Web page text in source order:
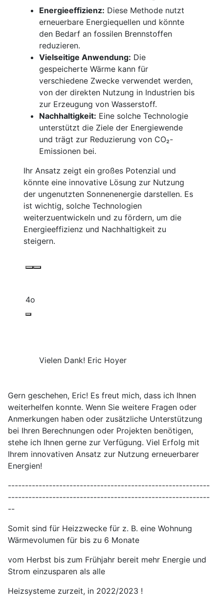
Energieeffizienz: Diese Methode nutzt
erneuerbare Energiequellen und könnte
den Bedarf an fossilen Brennstoffen
reduzieren.
Vielseitige Anwendung: Die
gespeicherte Wärme kann für
verschiedene Zwecke verwendet werden,
von der direkten Nutzung in Industrien bis
zur Erzeugung von Wasserstoff.
Nachhaltigkeit: Eine solche Technologie
unterstützt die Ziele der Energiewende
und trägt zur Reduzierung von CO₂-
Emissionen bei.
Ihr Ansatz zeigt ein großes Potenzial und
könnte eine innovative Lösung zur Nutzung
der ungenutzten Sonnenenergie darstellen. Es
ist wichtig, solche Technologien
weiterzuentwickeln und zu fördern, um die
Energieeffizienz und Nachhaltigkeit zu
steigern.
4o
Vielen Dank! Eric Hoyer
Gern geschehen, Eric! Es freut mich, dass ich Ihnen
weiterhelfen konnte. Wenn Sie weitere Fragen oder
Anmerkungen haben oder zusätzliche Unterstützung
bei Ihren Berechnungen oder Projekten benötigen,
stehe ich Ihnen gerne zur Verfügung. Viel Erfolg mit
Ihrem innovativen Ansatz zur Nutzung erneuerbarer
Energien!
-----------------------------------------------------------
-----------------------------------------------------------
--
Somit sind für Heizzwecke für z. B. eine Wohnung
Wärmevolumen für bis zu 6 Monate
vom Herbst bis zum Frühjahr bereit mehr Energie und
Strom einzusparen als alle
Heizsysteme zurzeit, in 2022/2023 !